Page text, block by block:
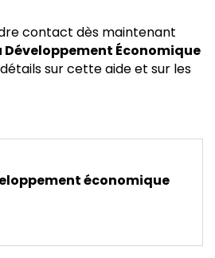
contact dès maintenant
Développement Économique
sur cette aide et sur les
complémentaires
économique